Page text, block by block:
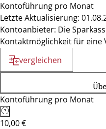
Kontoführung pro Monat
Letzte Aktualisierung:
Kontoanbieter: Die
Kontaktmöglichkeit für
vergleichen
Kontoführung pro Monat
10,00 €